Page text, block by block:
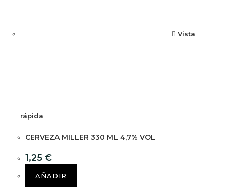
Vista
rápida
CERVEZA MILLER 330 ML 4,7% VOL
1,25 €
AÑADIR